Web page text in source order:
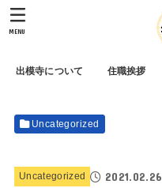
出模寺について 住職挨拶
MENU
Uncategorized
Uncategorized 2021.02.26